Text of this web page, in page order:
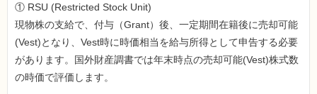
① RSU (Restricted Stock Unit)
現物株の支給で、付与（Grant）後、一定期間在籍後に売却可能
(Vest)となり、Vest時に時価相当を給与所得として申告する必要
があります。国外財産調書では年末時点の売却可能(Vest)株式数
の時価で評価します。